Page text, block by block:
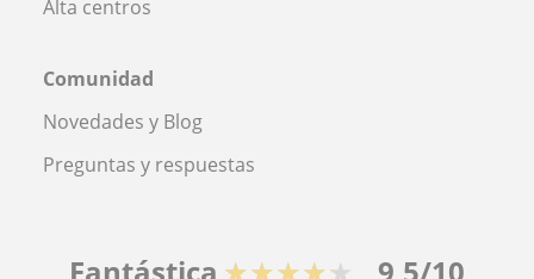
Alta centros
Comunidad
Novedades y Blog
Preguntas y respuestas
Fantástica ★★★★★ 9,5/10